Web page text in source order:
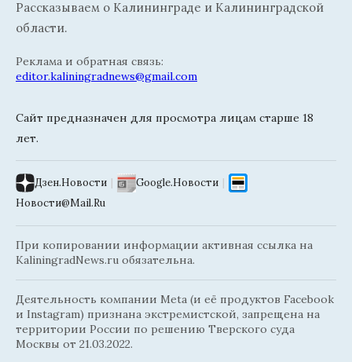
Рассказываем о Калининграде и Калининградской
области.
Реклама и обратная связь:
editor.kaliningradnews@gmail.com
Сайт предназначен для просмотра лицам старше 18
лет.
Дзен.Новости | Google.Новости |
Новости@Mail.Ru
При копировании информации активная ссылка на
KaliningradNews.ru обязательна.
Деятельность компании Meta (и её продуктов Facebook
и Instagram) признана экстремистской, запрещена на
территории России по решению Тверского суда
Москвы от 21.03.2022.